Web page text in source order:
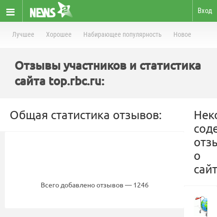
Вход
Лучшее Хорошее Набирающее популярность Новое
Отзывы участников и статистика
сайта top.rbc.ru:
Общая статистика отзывов:
Всего добавлено отзывов — 1246
о